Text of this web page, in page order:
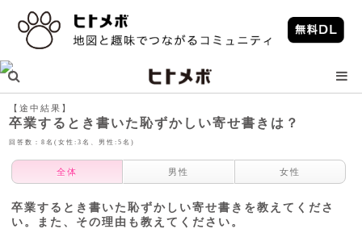
【途中結果】
卒業するとき書いた恥ずかしい寄せ書きは？
回答数：8名(女性:3名、男性:5名)
全体 男性 女性
卒業するとき書いた恥ずかしい寄せ書きを教えてくださ
い。また、その理由も教えてください。